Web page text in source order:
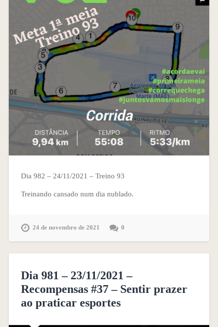
Dia 982 – 24/11/2021 – Treino 93
Treinando cansado num dia nublado.
24 de novembro de 2021 0
Dia 981 – 23/11/2021 –
Recompensas #37 – Sentir prazer
ao praticar esportes